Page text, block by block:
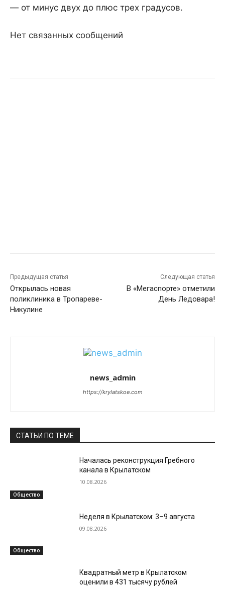
— от минус двух до плюс трех градусов.
Нет связанных сообщений
Предыдущая статья
Открылась новая
поликлиника в Тропареве-
Никулине
Следующая статья
В «Мегаспорте» отметили
День Ледовара!
news_admin
https://krylatskoe.com
СТАТЬИ ПО ТЕМЕ
Общество
Началась реконструкция Гребного
канала в Крылатском
10.08.2026
Общество
Неделя в Крылатском: 3–9 августа
09.08.2026
Квадратный метр в Крылатском
оценили в 431 тысячу рублей